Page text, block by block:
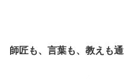
師匠も、言葉も、教えも